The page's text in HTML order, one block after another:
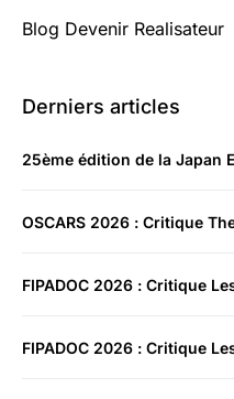
Blog Devenir Realisateur
Derniers articles
25ème édition de la Japan
OSCARS 2026 : Critique
FIPADOC 2026 : Critique
FIPADOC 2026 : Critique